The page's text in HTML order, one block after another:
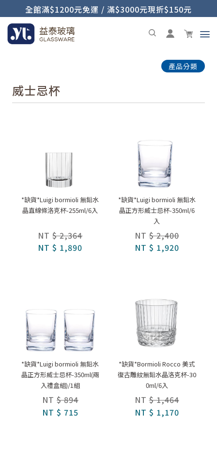
全館滿$1200元免運 / 滿$3000元現折$150元
產品分類
威士忌杯
*缺貨*Luigi bormioli 無鉛水
晶直線條洛克杯-255ml/6入
NT $ 2,364
NT $ 1,890
*缺貨*Luigi bormioli 無鉛水
晶正方形威士忌杯-350ml/6
入
NT $ 2,400
NT $ 1,920
*缺貨*Luigi bormioli 無鉛水
晶正方形威士忌杯-350ml(兩
入禮盒組)/1組
NT $ 894
NT $ 715
*缺貨*Bormioli Rocco 美式
復古雕紋無鉛水晶洛克杯-30
0ml/6入
NT $ 1,464
NT $ 1,170